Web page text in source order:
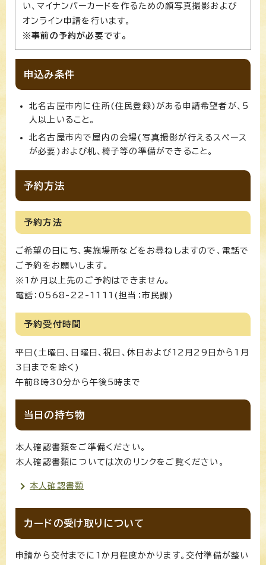
い、マイナンバーカードを作るための顔写真撮影および
オンライン申請を行います。
※事前の予約が必要です。
申込み条件
北名古屋市内に住所(住民登録)がある申請希望者が、5
人以上いること。
北名古屋市内で屋内の会場(写真撮影が行えるスペース
が必要)および机、椅子等の準備ができること。
予約方法
予約方法
ご希望の日にち、実施場所などをお尋ねしますので、電話で
ご予約をお願いします。
※1か月以上先のご予約はできません。
電話：0568-22-1111(担当：市民課)
予約受付時間
平日(土曜日、日曜日、祝日、休日および12月29日から1月
3日までを除く)
午前8時30分から午後5時まで
当日の持ち物
本人確認書類をご準備ください。
本人確認書類については次のリンクをご覧ください。
本人確認書類
カードの受け取りについて
申請から交付までに1か月程度かかります。交付準備が整い